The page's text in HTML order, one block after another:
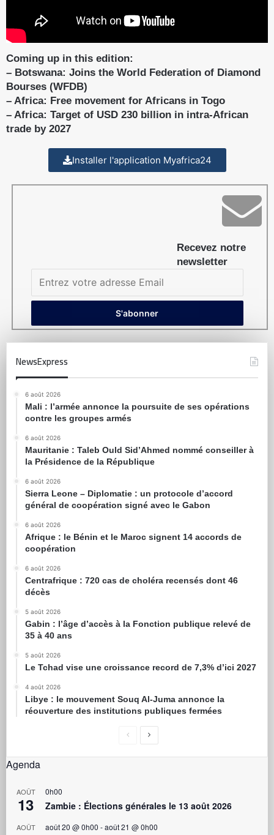
Coming up in this edition:
– Botswana: Joins the World Federation of Diamond
Bourses (WFDB)
– Africa: Free movement for Africans in Togo
– Africa: Target of USD 230 billion in intra-African
trade by 2027
Installer l'application Myafrica24
Recevez notre
newsletter
NewsExpress
6 août 2026
Mali : l’armée annonce la poursuite de ses opérations
contre les groupes armés
6 août 2026
Mauritanie : Taleb Ould Sid’Ahmed nommé conseiller à
la Présidence de la République
6 août 2026
Sierra Leone – Diplomatie : un protocole d’accord
général de coopération signé avec le Gabon
6 août 2026
Afrique : le Bénin et le Maroc signent 14 accords de
coopération
6 août 2026
Centrafrique : 720 cas de choléra recensés dont 46
décès
5 août 2026
Gabin : l’âge d’accès à la Fonction publique relevé de
35 à 40 ans
5 août 2026
Le Tchad vise une croissance record de 7,3% d’ici 2027
4 août 2026
Libye : le mouvement Souq Al-Juma annonce la
réouverture des institutions publiques fermées
Agenda
AOÛT
13
0h00
Zambie : Élections générales le 13 août 2026
AOÛT août 20 @ 0h00 -août 21 @ 0h00